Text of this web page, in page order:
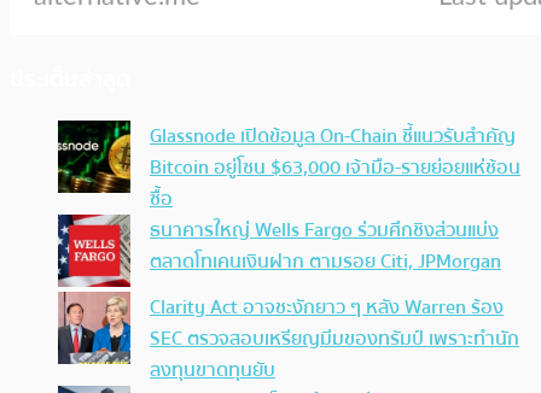
Glassnode เปิดข้อมูล On-Chain ชี้แนวรับสำคัญ
Bitcoin อยู่โซน $63,000 เจ้ามือ-รายย่อยแห่ช้อน
ซื้อ
ธนาคารใหญ่ Wells Fargo ร่วมศึกชิงส่วนแบ่ง
ตลาดโทเคนเงินฝาก ตามรอย Citi, JPMorgan
Clarity Act อาจชะงักยาว ๆ หลัง Warren ร้อง
SEC ตรวจสอบเหรียญมีมของทรัมป์ เพราะทำนัก
ลงทุนขาดทุนยับ